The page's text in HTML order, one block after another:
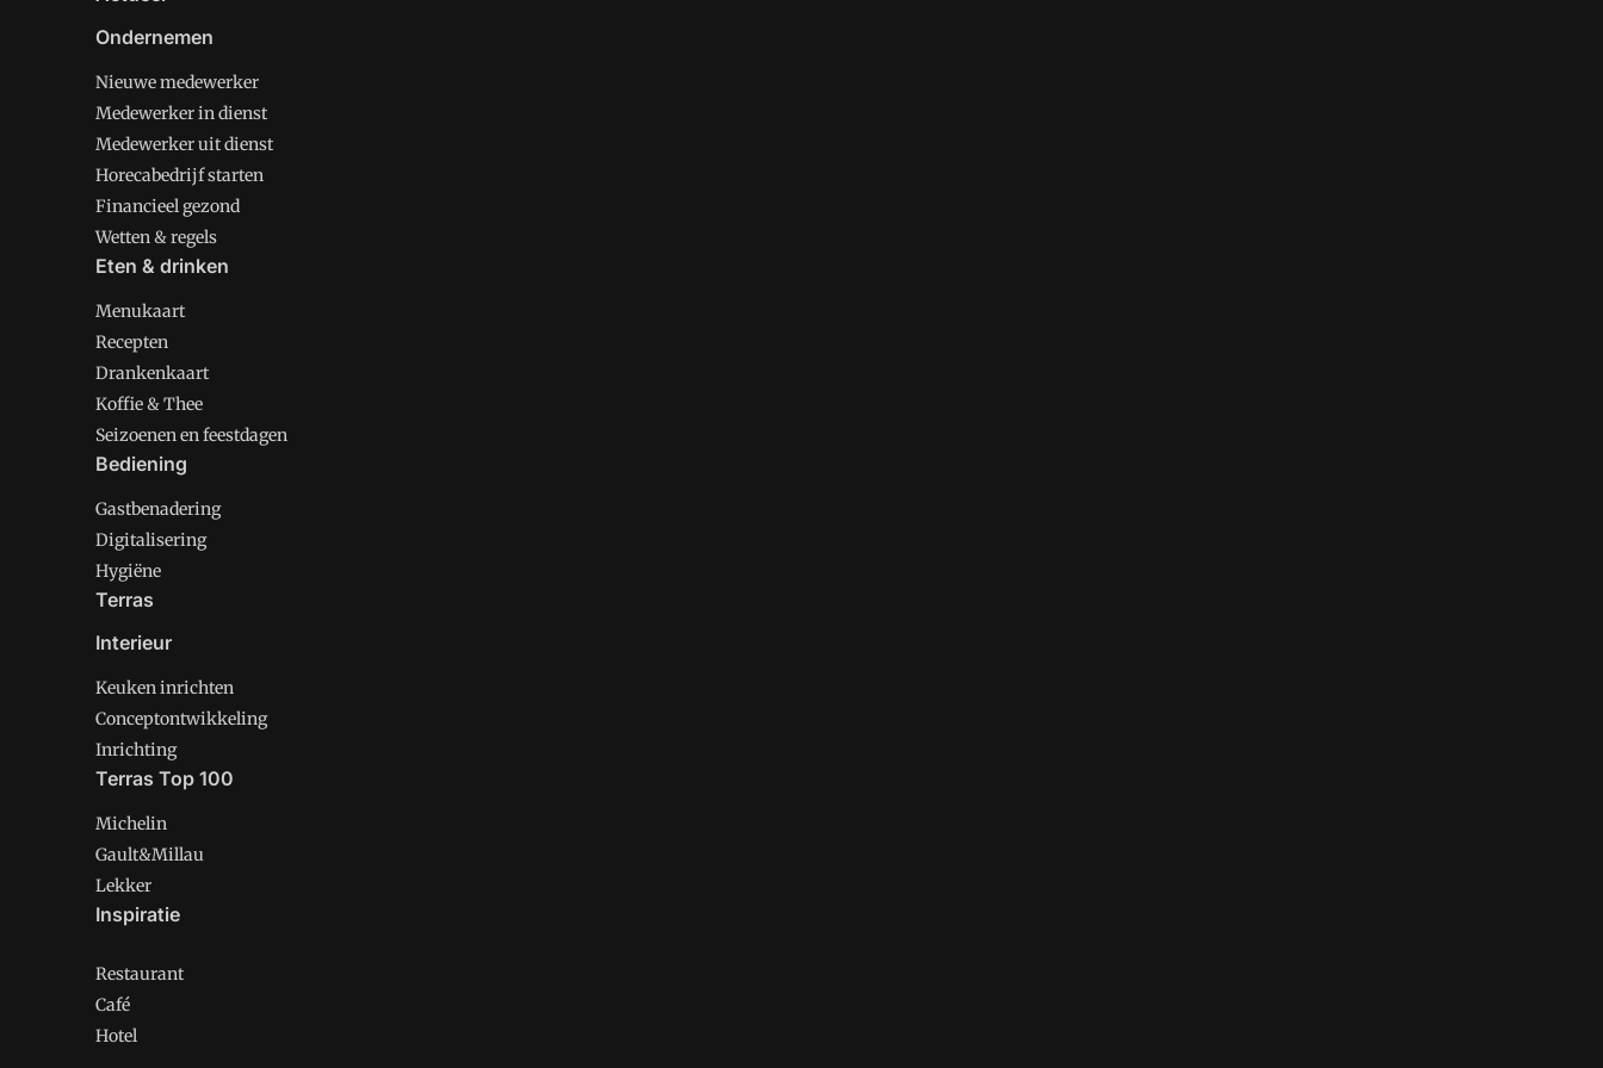
Ondernemen
Nieuwe medewerker
Medewerker in dienst
Medewerker uit dienst
Horecabedrijf starten
Financieel gezond
Wetten & regels
Eten & drinken
Menukaart
Recepten
Drankenkaart
Koffie & Thee
Seizoenen en feestdagen
Bediening
Gastbenadering
Digitalisering
Hygiëne
Terras
Interieur
Keuken inrichten
Conceptontwikkeling
Inrichting
Terras Top 100
Michelin
Gault&Millau
Lekker
Inspiratie
Restaurant
Café
Hotel